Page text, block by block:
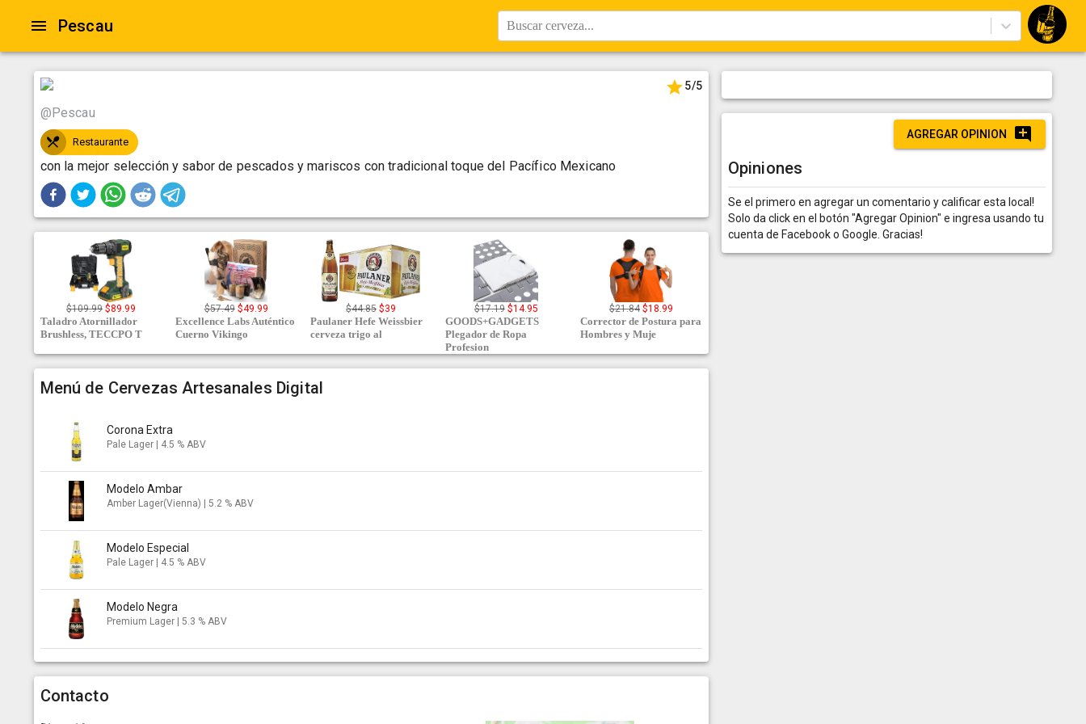
Pescau Buscar cerveza...
5/5
@Pescau
Restaurante
con la mejor selección y sabor de pescados y mariscos con tradicional toque del Pacífico Mexicano
$109.99 $89.99
Taladro Atornillador
Brushless, TECCPO T
$57.49 $49.99
Excellence Labs Auténtico
Cuerno Vikingo
$44.85 $39
Paulaner Hefe Weissbier
cerveza trigo al
$17.19 $14.95
GOODS+GADGETS
Plegador de Ropa
Profesion
$21.84 $18.99
Corrector de Postura para
Hombres y Muje
Menú de Cervezas Artesanales Digital
Corona Extra
Pale Lager | 4.5 % ABV
Modelo Ambar
Amber Lager(Vienna) | 5.2 % ABV
Modelo Especial
Pale Lager | 4.5 % ABV
Modelo Negra
Premium Lager | 5.3 % ABV
Contacto
AGREGAR OPINION
Opiniones
Se el primero en agregar un comentario y calificar esta local!
Solo da click en el botón "Agregar Opinion" e ingresa usando tu
cuenta de Facebook o Google. Gracias!